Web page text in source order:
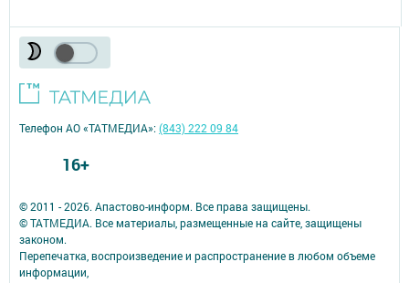
© 2011 - 2026. Апастово-информ. Все права защищены.
© ТАТМЕДИА. Все материалы, размещенные на сайте, защищены
законом.
Перепечатка, воспроизведение и распространение в любом объеме
информации,
Телефон АО «ТАТМЕДИА»:(843) 222 09 84
16+